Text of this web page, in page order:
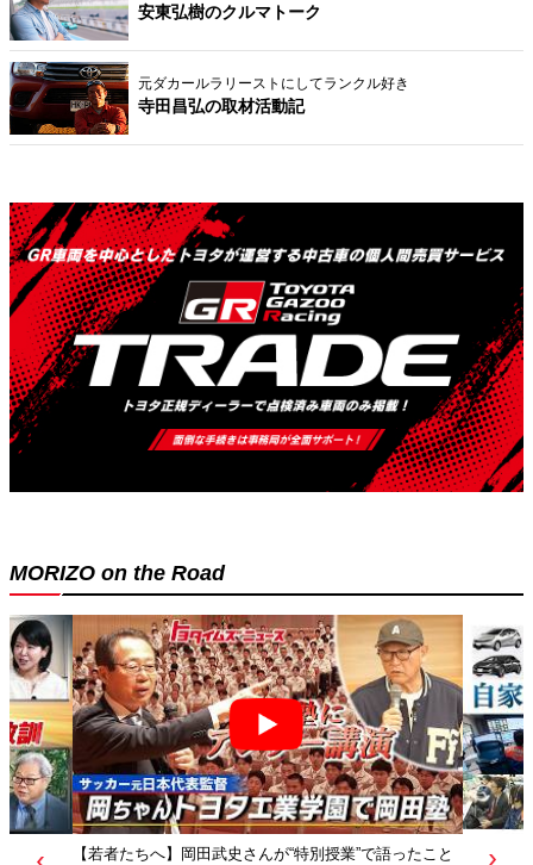
安東弘樹のクルマトーク
元ダカールラリーストにしてランクル好き
寺田昌弘の取材活動記
MORIZO on the Road
【若者たちへ】岡田武史さんが“特別授業”で語ったこと